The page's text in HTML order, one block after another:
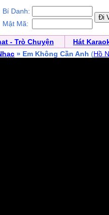
Bí Danh:
Mật Mã:
- Trò Chuyện
Hát
» Em Không Cần Anh (Hồ